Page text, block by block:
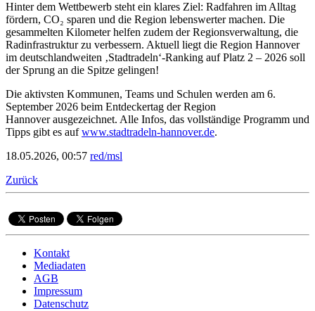
Hinter dem Wettbewerb steht ein klares Ziel: Radfahren im Alltag
fördern, CO₂ sparen und die Region lebenswerter machen. Die
gesammelten Kilometer helfen zudem der Regionsverwaltung, die
Radinfrastruktur zu verbessern. Aktuell liegt die Region Hannover
im deutschlandweiten ‚Stadtradeln‘-Ranking auf Platz 2 – 2026 soll
der Sprung an die Spitze gelingen!
Die aktivsten Kommunen, Teams und Schulen werden am 6.
September 2026 beim Entdeckertag der Region
Hannover ausgezeichnet. Alle Infos, das vollständige Programm und
Tipps gibt es aufwww.stadtradeln-hannover.de.
18.05.2026, 00:57 red/msl
Zurück
Kontakt
Mediadaten
AGB
Impressum
Datenschutz